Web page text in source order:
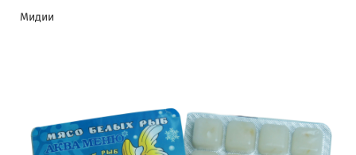
Мидии